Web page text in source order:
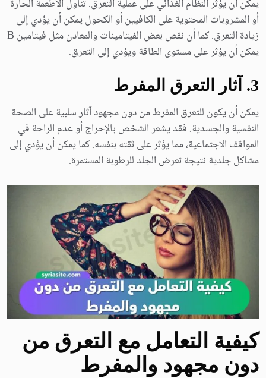
يمكن أن يؤثر النظام الغذائي على عملية التعرق. تناول الأطعمة الحارة
أو المشروبات المحتوية على الكافيين أو الكحول يمكن أن يؤدي إلى
زيادة التعرق. كما أن نقص بعض الفيتامينات والمعادن مثل فيتامين B
يمكن أن يؤثر على مستوى الطاقة ويؤدي إلى التعرق.
3. آثار التعرق المفرط
يمكن أن يكون للتعرق المفرط من دون مجهود آثار سلبية على الصحة
النفسية والجسدية. فقد يشعر الشخص بالإحراج أو عدم الراحة في
المواقف الاجتماعية، مما يؤثر على ثقته بنفسه. كما يمكن أن يؤدي إلى
مشاكل جلدية نتيجة تعرض الجلد للرطوبة المستمرة.
كيفية التعامل مع التعرق من
دون مجهود والمفرط